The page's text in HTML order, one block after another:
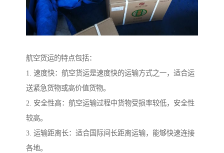
航空货运的特点包括：
1. 速度快：航空货运是速度快的运输方式之一，适合运
送紧急货物或高价值货物。
2. 安全性高：航空运输过程中货物受损率较低，安全性
较高。
3. 运输距离长：适合国际间长距离运输，能够快速连接
各地。